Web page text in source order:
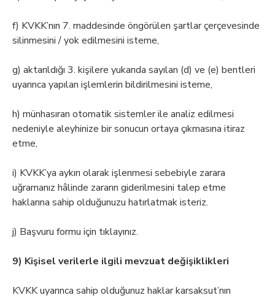
f) KVKK’nın 7. maddesinde öngörülen şartlar çerçevesinde
silinmesini / yok edilmesini isteme,
g) aktarıldığı 3. kişilere yukarıda sayılan (d) ve (e) bentleri
uyarınca yapılan işlemlerin bildirilmesini isteme,
h) münhasıran otomatik sistemler ile analiz edilmesi
nedeniyle aleyhinize bir sonucun ortaya çıkmasına itiraz
etme,
i) KVKK’ya aykırı olarak işlenmesi sebebiyle zarara
uğramanız hâlinde zararın giderilmesini talep etme
haklarına sahip olduğunuzu hatırlatmak isteriz.
j) Başvuru formu için tıklayınız.
9) Kişisel verilerle ilgili mevzuat değişiklikleri
KVKK uyarınca sahip olduğunuz haklar karsaksut’nın